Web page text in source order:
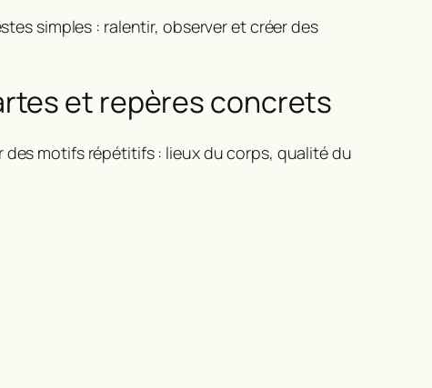
simples : ralentir, observer et créer des
et repères concrets
des motifs répétitifs : lieux du corps, qualité du